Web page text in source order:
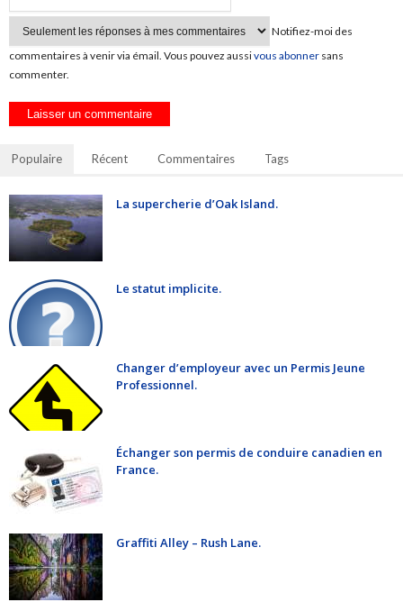
Notifiez-moi des
commentaires à venir via émail. Vous pouvez aussivous abonner sans
commenter.
Populaire Récent Commentaires Tags
La supercherie d’Oak Island.
Le statut implicite.
Changer d’employeur avec un Permis Jeune
Professionnel.
Échanger son permis de conduire canadien en
France.
Graffiti Alley – Rush Lane.